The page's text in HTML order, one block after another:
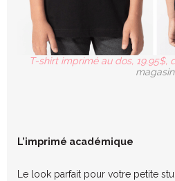
T-shirt imprimé au dos, 19.95$,
magasin
L’imprimé académique
Le look parfait pour votre petite